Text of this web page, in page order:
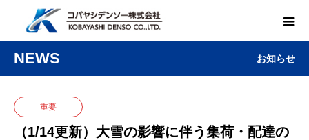
NEWS お知らせ
重要
（1/14更新）大雪の影響に伴う集荷・配達の